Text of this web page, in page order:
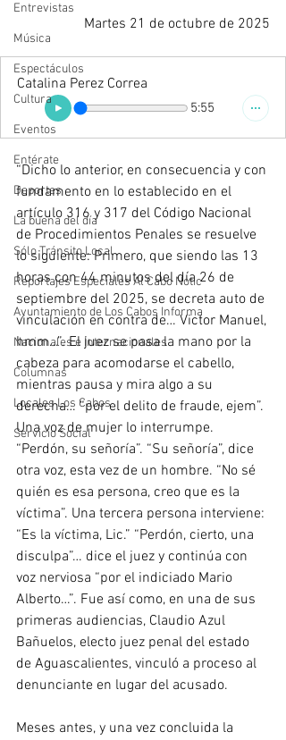
Entrevistas
Música
Espectáculos
Cultura
Eventos
Entérate
Deportes
La buena del día
Sólo Tránsito Local
Reportajes Especiales Al Cabo Notic
Ayuntamiento de Los Cabos Informa
Nacionales e Internacionales
Columnas
Locales Los Cabos
Servicio Social
Martes 21 de octubre de 2025
Catalina Perez Correa
5:55
“Dicho lo anterior, en consecuencia y con
fundamento en lo establecido en el
artículo 316 y 317 del Código Nacional
de Procedimientos Penales se resuelve
lo siguiente: Primero, que siendo las 13
horas con 44 minutos del día 26 de
septiembre del 2025, se decreta auto de
vinculación en contra de… Victor Manuel,
hmm…”. El juez se pasa la mano por la
cabeza para acomodarse el cabello,
mientras pausa y mira algo a su
derecha… “por el delito de fraude, ejem”.
Una voz de mujer lo interrumpe.
“Perdón, su señoría”. “Su señoría”, dice
otra voz, esta vez de un hombre. “No sé
quién es esa persona, creo que es la
víctima”. Una tercera persona interviene:
“Es la víctima, Lic.” “Perdón, cierto, una
disculpa”… dice el juez y continúa con
voz nerviosa “por el indiciado Mario
Alberto…”. Fue así como, en una de sus
primeras audiencias, Claudio Azul
Bañuelos, electo juez penal del estado
de Aguascalientes, vinculó a proceso al
denunciante en lugar del acusado.
Meses antes, y una vez concluida la